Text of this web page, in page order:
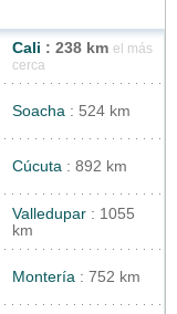
Cali : 238 km el más
cerca
Soacha : 524 km
Cúcuta : 892 km
Valledupar : 1055
km
Montería : 752 km